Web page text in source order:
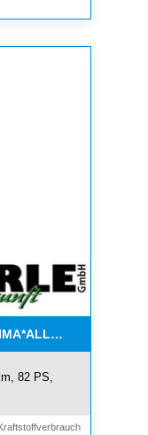
82 PS,